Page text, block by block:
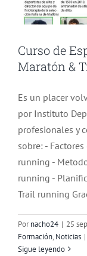
Curso de
Maratón &
Es un placer
por Instituto
profesionales y
sobre: -
running -
running -
Trail running
Pornacho24 | 25
Formación, Noticias |
Sigue leyendo